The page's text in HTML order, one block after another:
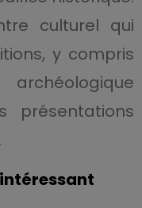
culturel qui
y compris
présentations